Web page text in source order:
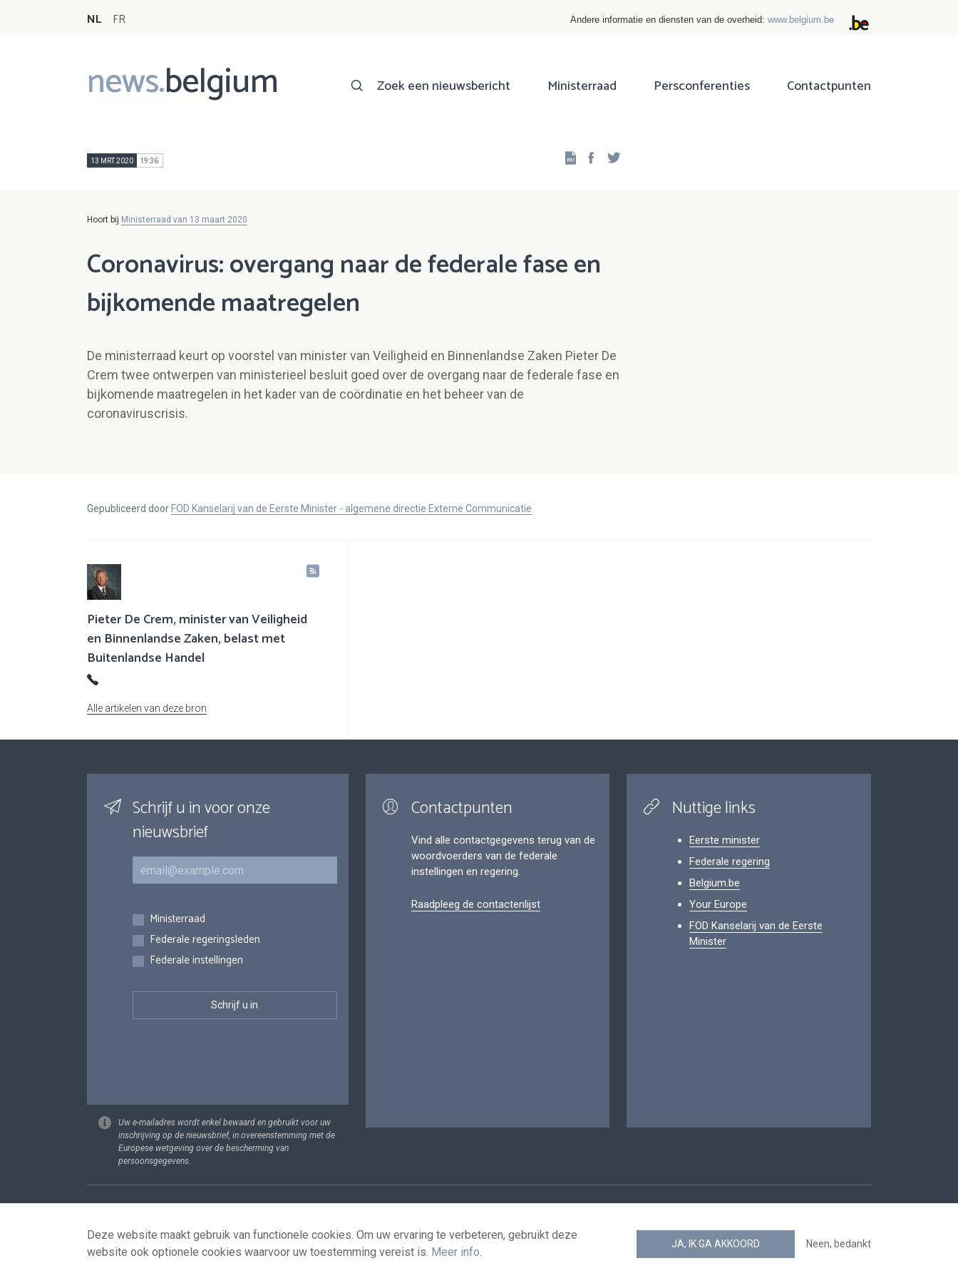
NL FR Andere informatie en diensten van de overheid: www.belgium.be
news.belgium
Main
navigation
Zoek een nieuwsbericht Ministerraad Persconferenties Contactpunten
13 MRT 2020 19:36 Facebook
Hoort bij Ministerraad van 13 maart 2020
Coronavirus: overgang naar de federale fase en
bijkomende maatregelen
De ministerraad keurt op voorstel van minister van Veiligheid en Binnenlandse Zaken Pieter De
Crem twee ontwerpen van ministerieel besluit goed over de overgang naar de federale fase en
bijkomende maatregelen in het kader van de coördinatie en het beheer van de
coronaviruscrisis.
Gepubliceerd door FOD Kanselarij van de Eerste Minister - algemene directie Externe Communicatie
Pieter De Crem, minister van Veiligheid
en Binnenlandse Zaken, belast met
Buitenlandse Handel
Alle artikelen van deze bron
Schrijf u in voor onze
nieuwsbrief
E-mail
Inschrijvingen
Ministerraad
Federale regeringsleden
Federale instellingen
Uw e-mailadres wordt enkel bewaard en gebruikt voor uw
inschrijving op de nieuwsbrief, in overeenstemming met de
Europese wetgeving over de bescherming van
persoonsgegevens.
Contactpunten
Vind alle contactgegevens terug van de
woordvoerders van de federale
instellingen en regering.
Raadpleeg de contactenlijst
Nuttige links
Eerste minister
Federale regering
Belgium.be
Your Europe
FOD Kanselarij van de Eerste
Minister
Footer
Deze website maakt gebruik van functionele cookies. Om uw ervaring te verbeteren, gebruikt deze
website ook optionele cookies waarvoor uw toestemming vereist is. Meer info.
JA, IK GA AKKOORD Neen, bedankt